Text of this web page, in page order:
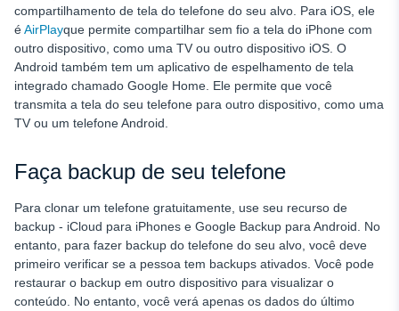
compartilhamento de tela do telefone do seu alvo. Para iOS, ele
éAirPlayque permite compartilhar sem fio a tela do iPhone com
outro dispositivo, como uma TV ou outro dispositivo iOS. O
Android também tem um aplicativo de espelhamento de tela
integrado chamado Google Home. Ele permite que você
transmita a tela do seu telefone para outro dispositivo, como uma
TV ou um telefone Android.
Faça backup de seu telefone
Para clonar um telefone gratuitamente, use seu recurso de
backup - iCloud para iPhones e Google Backup para Android. No
entanto, para fazer backup do telefone do seu alvo, você deve
primeiro verificar se a pessoa tem backups ativados. Você pode
restaurar o backup em outro dispositivo para visualizar o
conteúdo. No entanto, você verá apenas os dados do último